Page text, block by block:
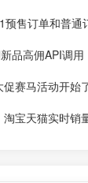
预售订单和普通
订单是否已付
金
品高佣API调用
赛马活动开始
宝天猫实时销